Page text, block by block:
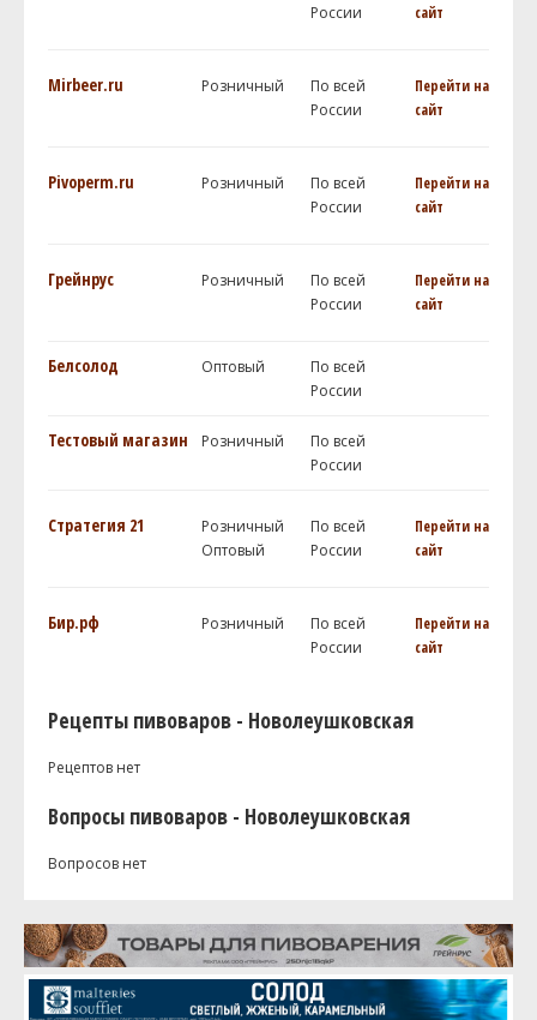
России
сайт
Mirbeer.ru Розничный
По всей
России
Перейти на
сайт
Pivoperm.ru Розничный
По всей
России
Перейти на
сайт
Грейнрус Розничный
По всей
России
Перейти на
сайт
Белсолод Оптовый
По всей
России
Тестовый магазин Розничный
По всей
России
Стратегия 21
Розничный
Оптовый
По всей
России
Перейти на
сайт
Бир.рф Розничный
По всей
России
Перейти на
сайт
Рецепты пивоваров - Новолеушковская
Рецептов нет
Вопросы пивоваров - Новолеушковская
Вопросов нет